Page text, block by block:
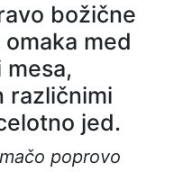
božične
med
različnimi
jed.
poprovo